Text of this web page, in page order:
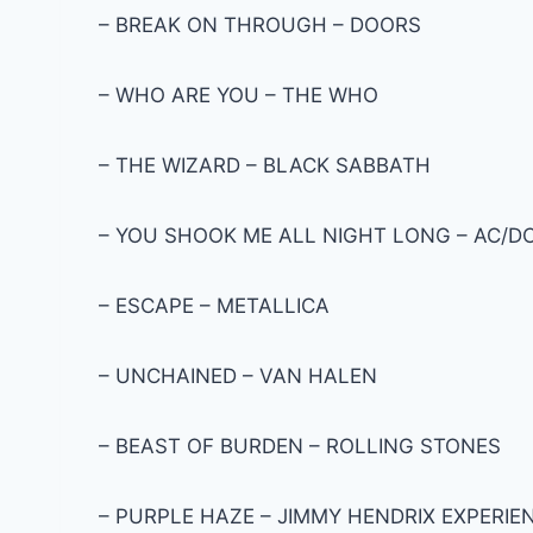
– BREAK ON THROUGH – DOORS
– WHO ARE YOU – THE WHO
– THE WIZARD – BLACK SABBATH
– YOU SHOOK ME ALL NIGHT LONG – AC/
– ESCAPE – METALLICA
– UNCHAINED – VAN HALEN
– BEAST OF BURDEN – ROLLING STONES
– PURPLE HAZE – JIMMY HENDRIX